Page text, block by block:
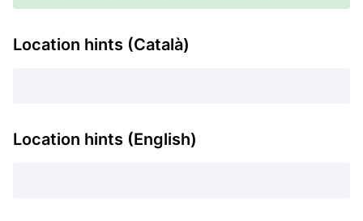
Location hints (Català)
Location hints (English)